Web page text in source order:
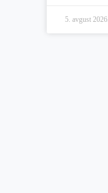
5. avgust 2026.